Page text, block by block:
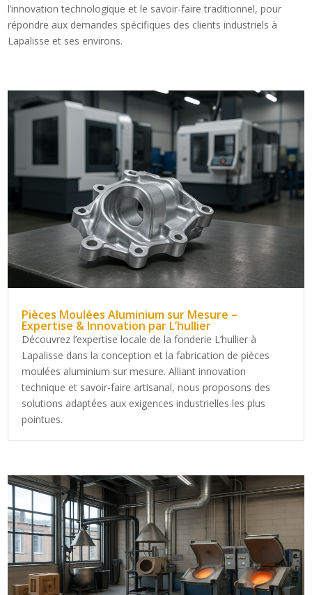
l’innovation technologique et le savoir-faire traditionnel, pour
répondre aux demandes spécifiques des clients industriels à
Lapalisse et ses environs.
Pièces Moulées Aluminium sur Mesure –
Expertise & Innovation par L’hullier
Découvrez l’expertise locale de la fonderie L’hullier à
Lapalisse dans la conception et la fabrication de pièces
moulées aluminium sur mesure. Alliant innovation
technique et savoir-faire artisanal, nous proposons des
solutions adaptées aux exigences industrielles les plus
pointues.